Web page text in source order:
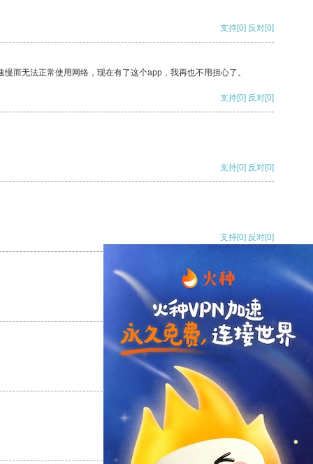
支持[0] 反对[0]
而无法正常使用网络，现在有了这个app，我再也不用担心了。
支持[0] 反对[0]
支持[0] 反对[0]
支持[0] 反对[0]
支持[0] 反对
支持
反对 [0]